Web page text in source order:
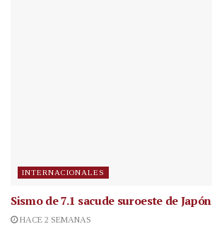
INTERNACIONALES
Sismo de 7.1 sacude suroeste de Japón
HACE 2 SEMANAS